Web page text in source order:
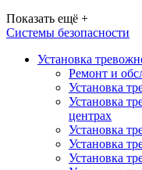
Показать ещё +
Системы безопасности
Установка
Ремонт и
Установка
Установка
центрах
Установка
Установка
Установка